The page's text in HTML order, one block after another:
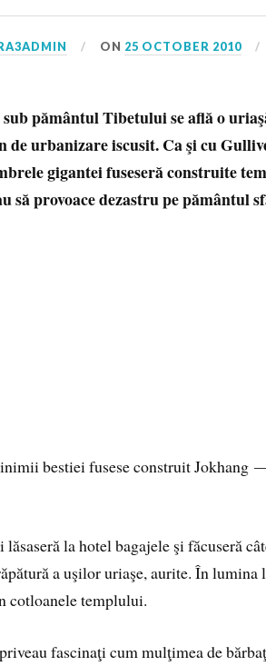
ON 25 OCTOBER 2010
sub pământul Tibetului se află o
de urbanizare iscusit. Ca şi cu
gigantei fuseseră construite
să provoace dezastru pe pământul
bestiei fusese construit Jokhang
lăsaseră la hotel bagajele şi făcuseră
a uşilor uriaşe, aurite. În
cotloanele templului.
fascinaţi cum mulţimea de